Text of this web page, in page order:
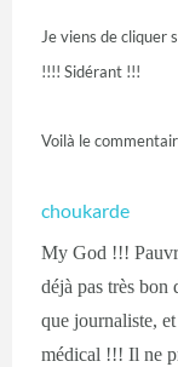
Je viens de cliquer
!!!! Sidérant !!!
Voilà le
choukarde
My God !!!
déjà pas très bon
que journaliste,
médical !!! Il ne